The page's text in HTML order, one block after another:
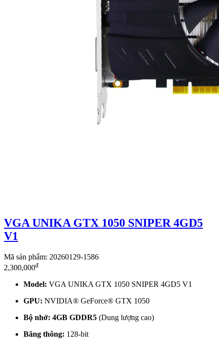
VGA UNIKA GTX 1050 SNIPER 4GD5
V1
Mã sản phẩm: 20260129-1586
2,300,000đ
Model: VGA UNIKA GTX 1050 SNIPER 4GD5 V1
GPU: NVIDIA® GeForce® GTX 1050
Bộ nhớ: 4GB GDDR5 (Dung lượng cao)
Băng thông: 128-bit